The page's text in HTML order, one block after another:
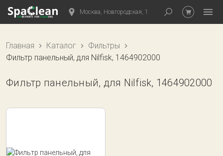
Москва, Новгородская, 1
Главная Каталог
Фильтры
Фильтр панельный, для Nilfisk, 1464902000
Фильтр панельный, для Nilfisk, 1464902000